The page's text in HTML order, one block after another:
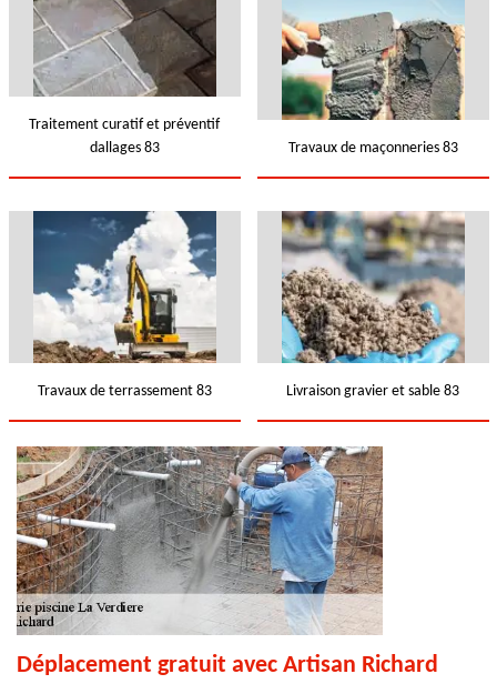
Traitement curatif et préventif
dallages 83
Travaux de maçonneries 83
Travaux de terrassement 83 Livraison gravier et sable 83
Déplacement gratuit avec Artisan Richard